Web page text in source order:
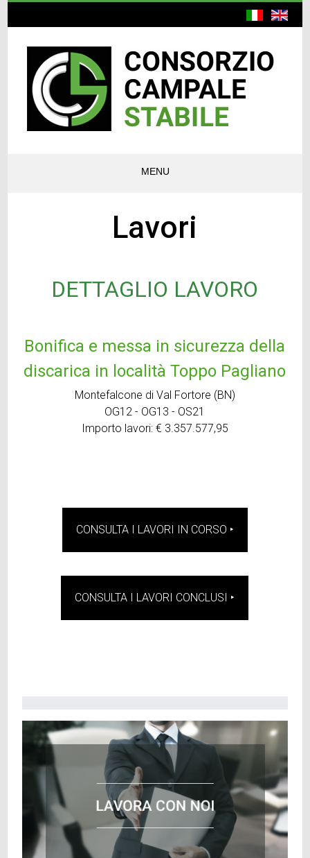
MENU
Lavori
DETTAGLIO LAVORO
Bonifica e messa in sicurezza della
discarica in località Toppo Pagliano
Montefalcone di Val Fortore (BN)
OG12 - OG13 - OS21
Importo lavori: € 3.357.577,95
CONSULTA I LAVORI IN CORSO ‣
CONSULTA I LAVORI CONCLUSI ‣